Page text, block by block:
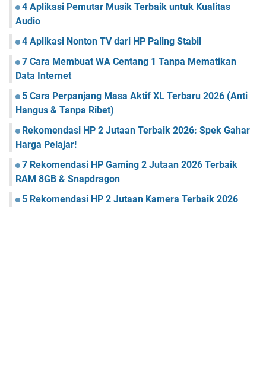
4 Aplikasi Pemutar Musik Terbaik untuk Kualitas
Audio
4 Aplikasi Nonton TV dari HP Paling Stabil
7 Cara Membuat WA Centang 1 Tanpa Mematikan
Data Internet
5 Cara Perpanjang Masa Aktif XL Terbaru 2026 (Anti
Hangus & Tanpa Ribet)
Rekomendasi HP 2 Jutaan Terbaik 2026: Spek Gahar
Harga Pelajar!
7 Rekomendasi HP Gaming 2 Jutaan 2026 Terbaik
RAM 8GB & Snapdragon
5 Rekomendasi HP 2 Jutaan Kamera Terbaik 2026